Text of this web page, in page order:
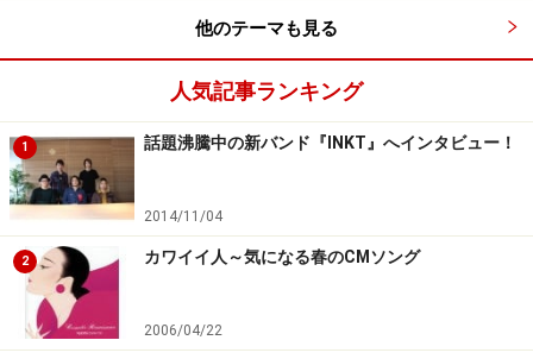
他のテーマも見る
人気記事ランキング
1 話題沸騰中の新バンド『INKT』へインタビュー！
2014/11/04
2 カワイイ人～気になる春のCMソング
2006/04/22